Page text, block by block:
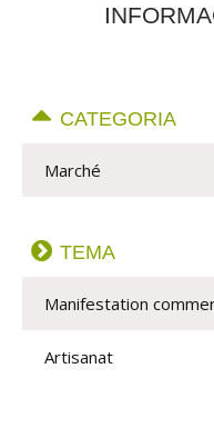
CATEGORIA
Marché
TEMA
Manifestation
Artisanat